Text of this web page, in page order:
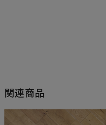
関連商品